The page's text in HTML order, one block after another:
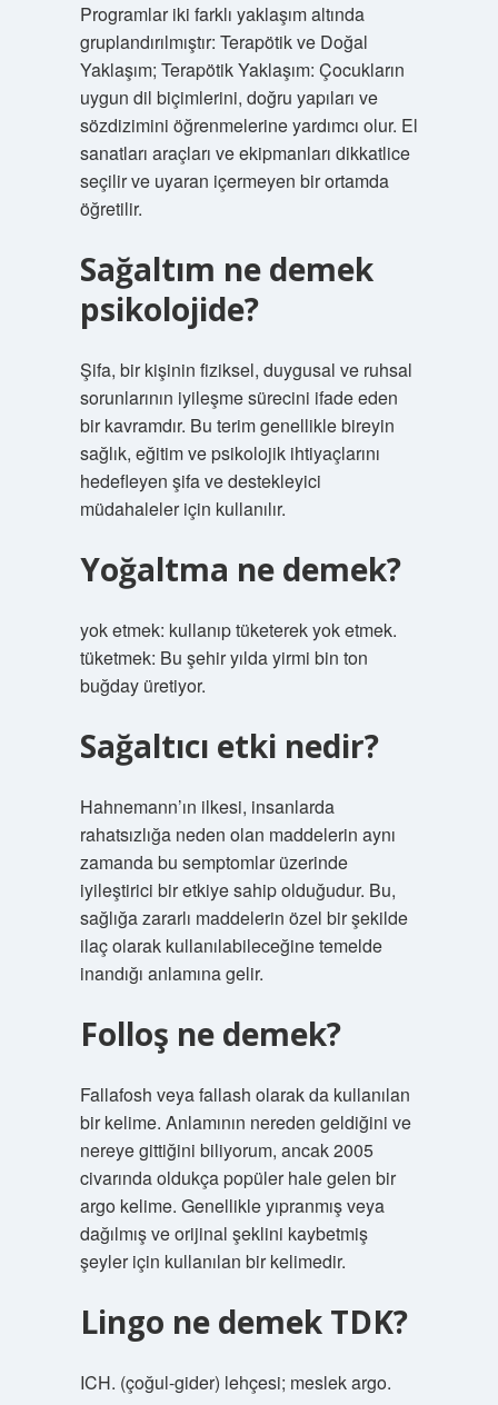
Programlar iki farklı yaklaşım altında
gruplandırılmıştır: Terapötik ve Doğal
Yaklaşım; Terapötik Yaklaşım: Çocukların
uygun dil biçimlerini, doğru yapıları ve
sözdizimini öğrenmelerine yardımcı olur. El
sanatları araçları ve ekipmanları dikkatlice
seçilir ve uyaran içermeyen bir ortamda
öğretilir.
Sağaltım ne demek
psikolojide?
Şifa, bir kişinin fiziksel, duygusal ve ruhsal
sorunlarının iyileşme sürecini ifade eden
bir kavramdır. Bu terim genellikle bireyin
sağlık, eğitim ve psikolojik ihtiyaçlarını
hedefleyen şifa ve destekleyici
müdahaleler için kullanılır.
Yoğaltma ne demek?
yok etmek: kullanıp tüketerek yok etmek.
tüketmek: Bu şehir yılda yirmi bin ton
buğday üretiyor.
Sağaltıcı etki nedir?
Hahnemann’ın ilkesi, insanlarda
rahatsızlığa neden olan maddelerin aynı
zamanda bu semptomlar üzerinde
iyileştirici bir etkiye sahip olduğudur. Bu,
sağlığa zararlı maddelerin özel bir şekilde
ilaç olarak kullanılabileceğine temelde
inandığı anlamına gelir.
Folloş ne demek?
Fallafosh veya fallash olarak da kullanılan
bir kelime. Anlamının nereden geldiğini ve
nereye gittiğini biliyorum, ancak 2005
civarında oldukça popüler hale gelen bir
argo kelime. Genellikle yıpranmış veya
dağılmış ve orijinal şeklini kaybetmiş
şeyler için kullanılan bir kelimedir.
Lingo ne demek TDK?
ICH. (çoğul-gider) lehçesi; meslek argo.